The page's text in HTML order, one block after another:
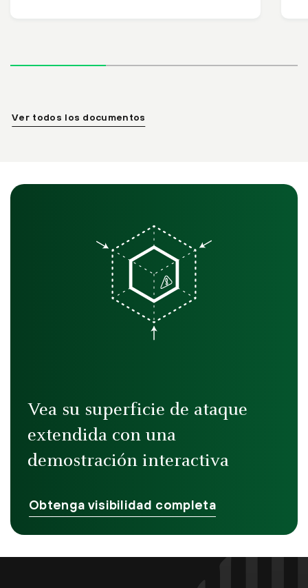
Ver todos los documentos
Vea su superficie de ataque
extendida con una
demostración interactiva
Obtenga visibilidad completa